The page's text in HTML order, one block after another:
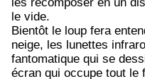
le vide.
Bientôt le loup fera
neige, les lunettes
fantomatique qui se
écran qui occupe tout le